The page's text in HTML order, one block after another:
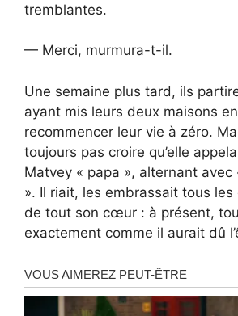
tremblantes.
— Merci, murmura-t-il.
Une semaine plus tard, ils
ayant mis leurs deux maisons
recommencer leur vie à zéro.
toujours pas croire qu’elle
Matvey « papa », alternant avec
». Il riait, les embrassait tous
de tout son cœur : à présent,
exactement comme il aurait dû